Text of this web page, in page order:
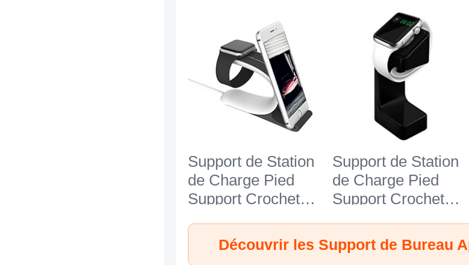
Support de Station
de Charge Pied
Support Crochet
iWatch 3 42mm
Argent
Support de Station
de Charge Pied
Support Crochet
iWatch 3 42mm
Noir